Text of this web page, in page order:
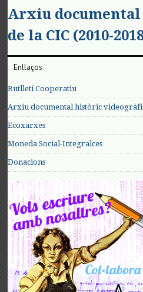
Arxiu
de la CIC (2010-
Enllaços
Butlletí Cooperatiu
Arxiu documental històric
Ecoxarxes
Moneda Social-Integralces
Donacions